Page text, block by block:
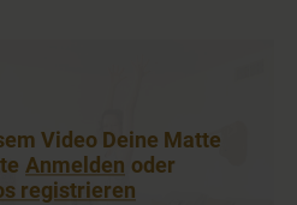
Video Deine Matte
Anmelden oder
registrieren